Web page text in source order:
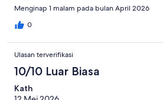
Menginap 1 malam pada bulan April 2026
0
Ulasan terverifikasi
10/10 Luar Biasa
Kath